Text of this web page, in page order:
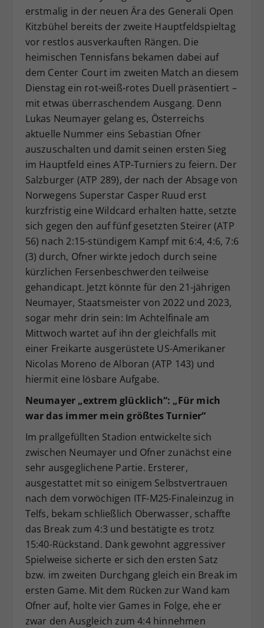
erstmalig in der neuen Ära des Generali Open
Kitzbühel bereits der zweite Hauptfeldspieltag
vor restlos ausverkauften Rängen. Die
heimischen Tennisfans bekamen dabei auf
dem Center Court im zweiten Match an diesem
Dienstag ein rot-weiß-rotes Duell präsentiert –
mit etwas überraschendem Ausgang. Denn
Lukas Neumayer gelang es, Österreichs
aktuelle Nummer eins Sebastian Ofner
auszuschalten und damit seinen ersten Sieg
im Hauptfeld eines ATP-Turniers zu feiern. Der
Salzburger (ATP 289), der nach der Absage von
Norwegens Superstar Casper Ruud erst
kurzfristig eine Wildcard erhalten hatte, setzte
sich gegen den auf fünf gesetzten Steirer (ATP
56) nach 2:15-stündigem Kampf mit 6:4, 4:6, 7:6
(3) durch, Ofner wirkte jedoch durch seine
kürzlichen Fersenbeschwerden teilweise
gehandicapt. Jetzt könnte für den 21-jährigen
Neumayer, Staatsmeister von 2022 und 2023,
sogar mehr drin sein: Im Achtelfinale am
Mittwoch wartet auf ihn der gleichfalls mit
einer Freikarte ausgerüstete US-Amerikaner
Nicolas Moreno de Alboran (ATP 143) und
hiermit eine lösbare Aufgabe.
Neumayer „extrem glücklich“: „Für mich
war das immer mein größtes Turnier“
Im prallgefüllten Stadion entwickelte sich
zwischen Neumayer und Ofner zunächst eine
sehr ausgeglichene Partie. Ersterer,
ausgestattet mit so einigem Selbstvertrauen
nach dem vorwöchigen ITF-M25-Finaleinzug in
Telfs, bekam schließlich Oberwasser, schaffte
das Break zum 4:3 und bestätigte es trotz
15:40-Rückstand. Dank gewohnt aggressiver
Spielweise sicherte er sich den ersten Satz
bzw. im zweiten Durchgang gleich ein Break im
ersten Game. Mit dem Rücken zur Wand kam
Ofner auf, holte vier Games in Folge, ehe er
zwar den Ausgleich zum 4:4 hinnehmen
Zweck
Dieser Wert speichert Ihre Consent-
Einstellungen. Unter anderem eine
zufällig generierte ID, für die
historische Speicherung Ihrer
vorgenommen Einstellungen, falls der
Webseiten-Betreiber dies eingestellt
hat.